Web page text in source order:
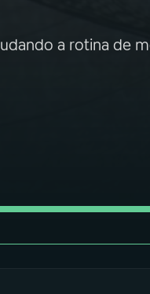
a rotina de